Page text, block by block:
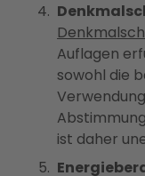
Auflagen
sowohl die
ist daher